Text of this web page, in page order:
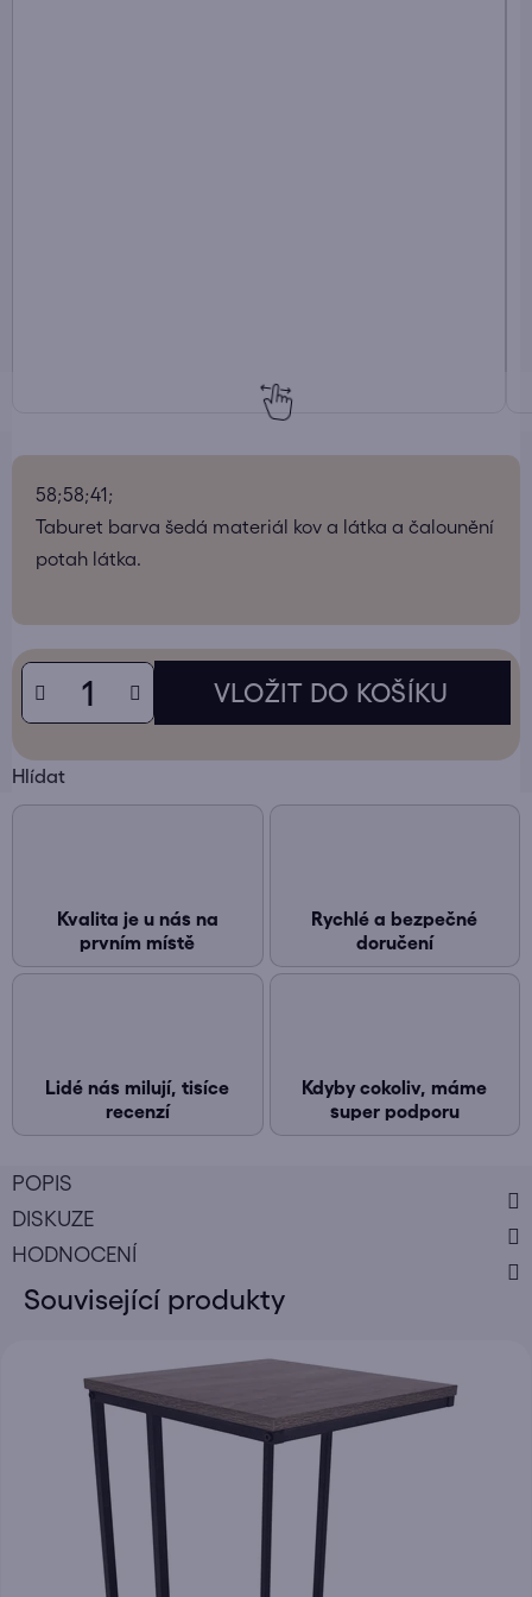
58;58;41;
Taburet barva šedá materiál kov a látka a čalounění
potah látka.
Hlídat
Kvalita je u nás na
prvním místě
Rychlé a bezpečné
doručení
Lidé nás milují, tisíce
recenzí
Kdyby cokoliv, máme
super podporu
POPIS
DISKUZE
HODNOCENÍ
Související produkty